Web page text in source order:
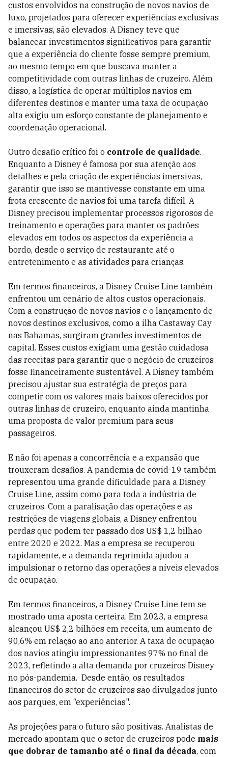
custos envolvidos na construção de novos navios de
luxo, projetados para oferecer experiências exclusivas
e imersivas, são elevados. A Disney teve que
balancear investimentos significativos para garantir
que a experiência do cliente fosse sempre premium,
ao mesmo tempo em que buscava manter a
competitividade com outras linhas de cruzeiro. Além
disso, a logística de operar múltiplos navios em
diferentes destinos e manter uma taxa de ocupação
alta exigiu um esforço constante de planejamento e
coordenação operacional.
Outro desafio crítico foi o controle de qualidade.
Enquanto a Disney é famosa por sua atenção aos
detalhes e pela criação de experiências imersivas,
garantir que isso se mantivesse constante em uma
frota crescente de navios foi uma tarefa difícil. A
Disney precisou implementar processos rigorosos de
treinamento e operações para manter os padrões
elevados em todos os aspectos da experiência a
bordo, desde o serviço de restaurante até o
entretenimento e as atividades para crianças.
Em termos financeiros, a Disney Cruise Line também
enfrentou um cenário de altos custos operacionais.
Com a construção de novos navios e o lançamento de
novos destinos exclusivos, como a ilha Castaway Cay
nas Bahamas, surgiram grandes investimentos de
capital. Esses custos exigiam uma gestão cuidadosa
das receitas para garantir que o negócio de cruzeiros
fosse financeiramente sustentável. A Disney também
precisou ajustar sua estratégia de preços para
competir com os valores mais baixos oferecidos por
outras linhas de cruzeiro, enquanto ainda mantinha
uma proposta de valor premium para seus
passageiros.
E não foi apenas a concorrência e a expansão que
trouxeram desafios. A pandemia de covid-19 também
representou uma grande dificuldade para a Disney
Cruise Line, assim como para toda a indústria de
cruzeiros. Com a paralisação das operações e as
restrições de viagens globais, a Disney enfrentou
perdas que podem ter passado dos US$ 1,2 bilhão
entre 2020 e 2022. Mas a empresa se recuperou
rapidamente, e a demanda reprimida ajudou a
impulsionar o retorno das operações a níveis elevados
de ocupação.
Em termos financeiros, a Disney Cruise Line tem se
mostrado uma aposta certeira. Em 2023, a empresa
alcançou US$ 2,2 bilhões em receita, um aumento de
90,6% em relação ao ano anterior. A taxa de ocupação
dos navios atingiu impressionantes 97% no final de
2023, refletindo a alta demanda por cruzeiros Disney
no pós-pandemia. Desde então, os resultados
financeiros do setor de cruzeiros são divulgados junto
aos parques, em “experiências".
As projeções para o futuro são positivas. Analistas de
mercado apontam que o setor de cruzeiros pode mais
que dobrar de tamanho até o final da década, com